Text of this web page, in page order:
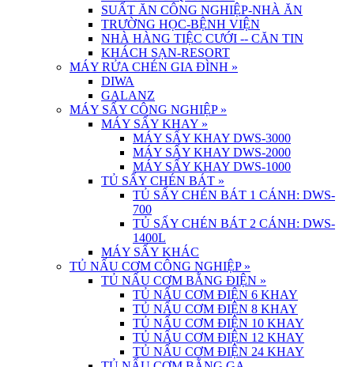
SUẤT ĂN CÔNG NGHIỆP-NHÀ ĂN
TRƯỜNG HỌC-BỆNH VIỆN
NHÀ HÀNG TIỆC CƯỚI -- CĂN TIN
KHÁCH SẠN-RESORT
MÁY RỬA CHÉN GIA ĐÌNH »
DIWA
GALANZ
MÁY SẤY CÔNG NGHIỆP »
MÁY SẤY KHAY »
MÁY SẤY KHAY DWS-3000
MÁY SẤY KHAY DWS-2000
MÁY SẤY KHAY DWS-1000
TỦ SẤY CHÉN BÁT »
TỦ SẤY CHÉN BÁT 1 CÁNH: DWS-
700
TỦ SẤY CHÉN BÁT 2 CÁNH: DWS-
1400L
MÁY SẤY KHÁC
TỦ NẤU CƠM CÔNG NGHIỆP »
TỦ NẤU CƠM BẰNG ĐIỆN »
TỦ NẤU CƠM ĐIỆN 6 KHAY
TỦ NẤU CƠM ĐIỆN 8 KHAY
TỦ NẤU CƠM ĐIỆN 10 KHAY
TỦ NẤU CƠM ĐIỆN 12 KHAY
TỦ NẤU CƠM ĐIỆN 24 KHAY